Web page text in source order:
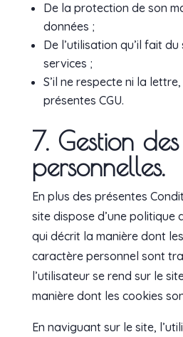
De la protection de son
données ;
De l’utilisation qu’il fait
services ;
S’il ne respecte ni la
présentes CGU.
7. Gestion
personnelles.
En plus des présentes
site dispose d’une politique
qui décrit la manière dont
caractère personnel sont
l’utilisateur se rend sur le
manière dont les cookies
En naviguant sur le site,